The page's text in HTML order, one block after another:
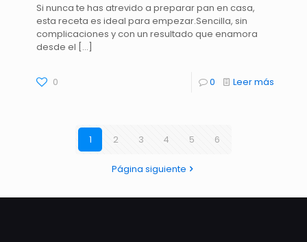
Si nunca te has atrevido a preparar pan en casa,
esta receta es ideal para empezar.Sencilla, sin
complicaciones y con un resultado que enamora
desde el […]
0 0 Leer más
1 2 3 4 5 6
Página siguiente